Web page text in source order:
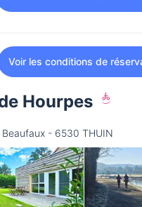
Voir les conditions de
Hourpes
Beaufaux - 6530 THUIN